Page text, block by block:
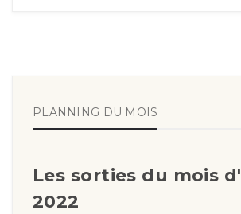
PLANNING DU MOIS
Les sorties du mois
2022